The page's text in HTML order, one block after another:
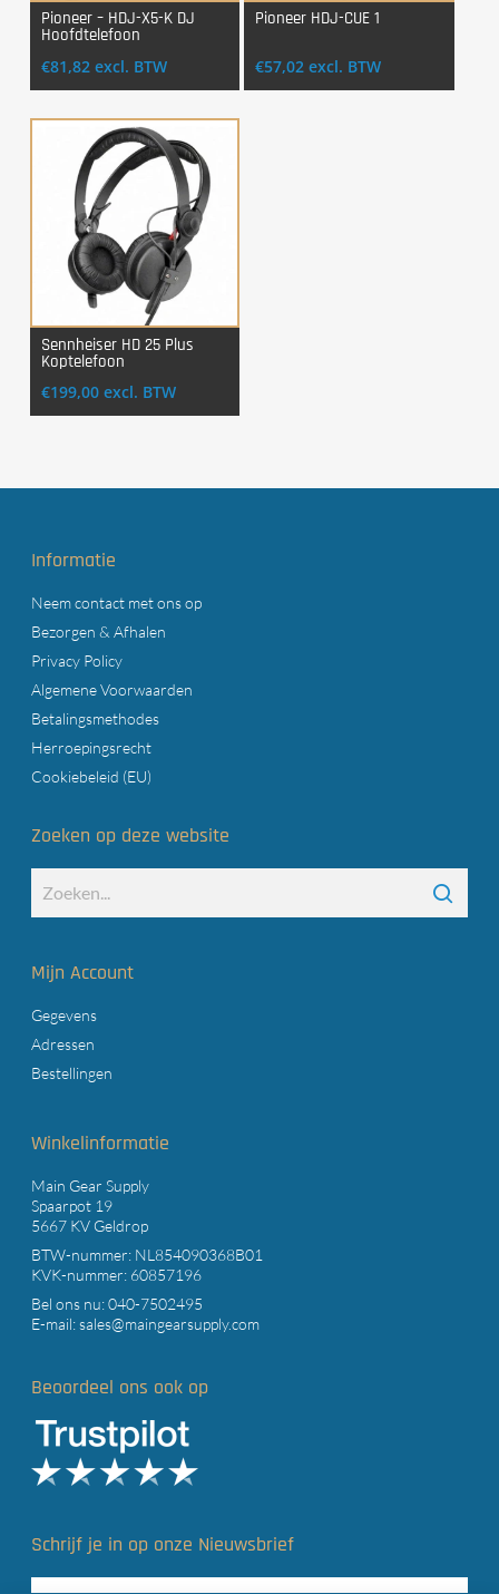
Login Voor Aankoop
Pioneer – HDJ-X5-K DJ
Hoofdtelefoon
€81,82 excl. BTW
Pioneer HDJ-CUE 1
€57,02 excl. BTW
Login Voor Aankoop
Sennheiser HD 25 Plus
Koptelefoon
€199,00 excl. BTW
Informatie
Neem contact met ons op
Bezorgen & Afhalen
Privacy Policy
Algemene Voorwaarden
Betalingsmethodes
Herroepingsrecht
Cookiebeleid (EU)
Zoeken op deze website
Mijn Account
Gegevens
Adressen
Bestellingen
Winkelinformatie
Main Gear Supply
Spaarpot 19
5667 KV Geldrop
BTW-nummer: NL854090368B01
KVK-nummer: 60857196
Bel ons nu:040-7502495
E-mail:sales@maingearsupply.com
Beoordeel ons ook op
Schrijf je in op onze Nieuwsbrief